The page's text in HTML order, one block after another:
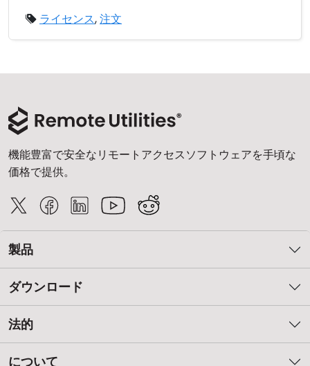
ライセンス,注文
機能豊富で安全なリモートアクセスソフトウェアを手頃な
価格で提供。
製品
ダウンロード
法的
について